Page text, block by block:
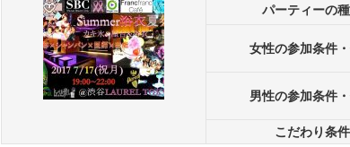
パーティーの
女性の参加条件
男性の参加条件
こだわり条件